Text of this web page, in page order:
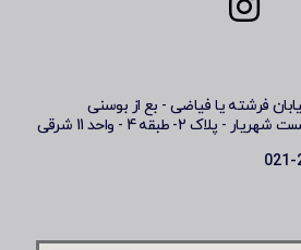
فرشته یا فیاضی - بع از بوسنی
2- طبقه 4 - واحد 11 شرقی
021-